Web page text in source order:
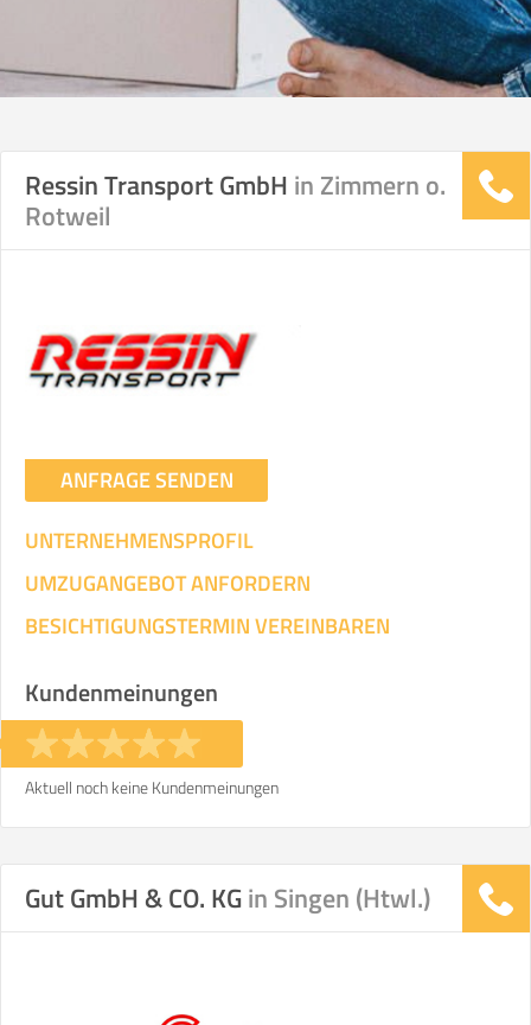
Ressin Transport GmbH in Zimmern o.
Rotweil
ANFRAGE SENDEN
UNTERNEHMENSPROFIL
UMZUGANGEBOT ANFORDERN
BESICHTIGUNGSTERMIN VEREINBAREN
Kundenmeinungen
Aktuell noch keine Kundenmeinungen
Gut GmbH & CO. KGin Singen (Htwl.)